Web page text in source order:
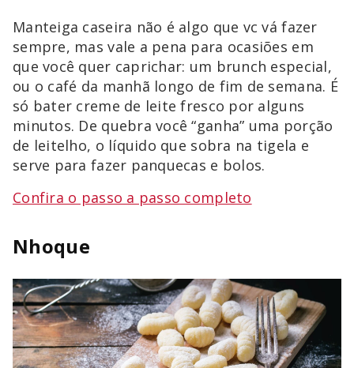
Manteiga caseira não é algo que vc vá fazer
sempre, mas vale a pena para ocasiões em
que você quer caprichar: um brunch especial,
ou o café da manhã longo de fim de semana. É
só bater creme de leite fresco por alguns
minutos. De quebra você “ganha” uma porção
de leitelho, o líquido que sobra na tigela e
serve para fazer panquecas e bolos.
Confira o passo a passo completo
Nhoque